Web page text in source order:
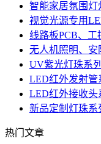
智能家居氛围灯
视觉光源专用
线路板PCB、工
无人机照明、
UV紫光灯珠系列
LED红外发射管
LED红外接收头
新品定制灯珠系
热门文章